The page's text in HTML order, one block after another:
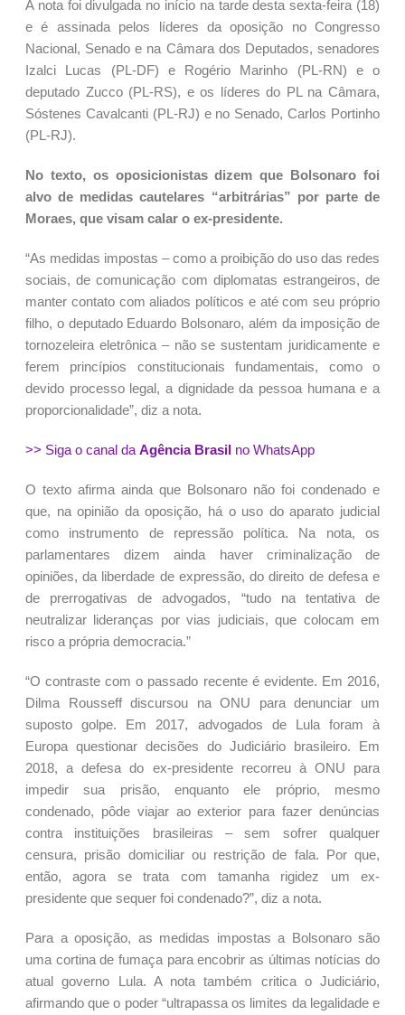
A nota foi divulgada no início na tarde desta sexta-feira (18)
e é assinada pelos líderes da oposição no Congresso
Nacional, Senado e na Câmara dos Deputados, senadores
Izalci Lucas (PL-DF) e Rogério Marinho (PL-RN) e o
deputado Zucco (PL-RS), e os líderes do PL na Câmara,
Sóstenes Cavalcanti (PL-RJ) e no Senado, Carlos Portinho
(PL-RJ).
No texto, os oposicionistas dizem que Bolsonaro foi
alvo de medidas cautelares “arbitrárias” por parte de
Moraes, que visam calar o ex-presidente.
“As medidas impostas – como a proibição do uso das redes
sociais, de comunicação com diplomatas estrangeiros, de
manter contato com aliados políticos e até com seu próprio
filho, o deputado Eduardo Bolsonaro, além da imposição de
tornozeleira eletrônica – não se sustentam juridicamente e
ferem princípios constitucionais fundamentais, como o
devido processo legal, a dignidade da pessoa humana e a
proporcionalidade”, diz a nota.
>> Siga o canal da Agência Brasil no WhatsApp
O texto afirma ainda que Bolsonaro não foi condenado e
que, na opinião da oposição, há o uso do aparato judicial
como instrumento de repressão política. Na nota, os
parlamentares dizem ainda haver criminalização de
opiniões, da liberdade de expressão, do direito de defesa e
de prerrogativas de advogados, “tudo na tentativa de
neutralizar lideranças por vias judiciais, que colocam em
risco a própria democracia.”
“O contraste com o passado recente é evidente. Em 2016,
Dilma Rousseff discursou na ONU para denunciar um
suposto golpe. Em 2017, advogados de Lula foram à
Europa questionar decisões do Judiciário brasileiro. Em
2018, a defesa do ex-presidente recorreu à ONU para
impedir sua prisão, enquanto ele próprio, mesmo
condenado, pôde viajar ao exterior para fazer denúncias
contra instituições brasileiras – sem sofrer qualquer
censura, prisão domiciliar ou restrição de fala. Por que,
então, agora se trata com tamanha rigidez um ex-
presidente que sequer foi condenado?”, diz a nota.
Para a oposição, as medidas impostas a Bolsonaro são
uma cortina de fumaça para encobrir as últimas notícias do
atual governo Lula. A nota também critica o Judiciário,
afirmando que o poder “ultrapassa os limites da legalidade e